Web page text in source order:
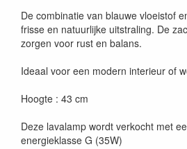
De combinatie van blauwe vloeistof
frisse en natuurlijke uitstraling. De
zorgen voor rust en balans.
Ideaal voor een modern interieur of
Hoogte : 43 cm
Deze lavalamp wordt verkocht met
energieklasse G (35W)